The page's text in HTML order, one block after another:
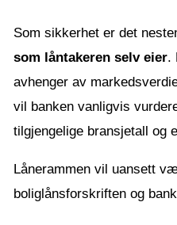
Som sikkerhet er det
som låntakeren selv eier.
avhenger av
vil banken vanligvis
tilgjengelige bransjetall og
Lånerammen vil uansett
boliglånsforskriften og